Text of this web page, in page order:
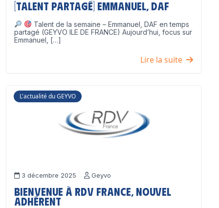
[Talent partagé] Emmanuel, DAF
Talent de la semaine – Emmanuel, DAF en temps
partagé (GEYVO ILE DE FRANCE) Aujourd’hui, focus sur
Emmanuel, […]
Lire la suite
L'actualité du GEYVO
3 décembre 2025 Geyvo
Bienvenue à RDV France, nouvel
adhérent